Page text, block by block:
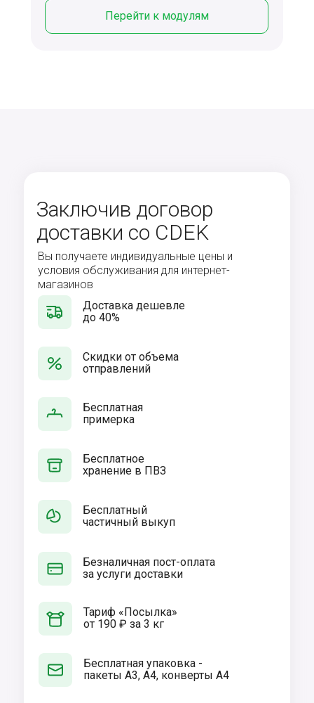
Перейти к модулям
Заключив договор
доставки со CDEK
Вы получаете индивидуальные цены и
условия обслуживания для интернет-
магазинов
Доставка дешевле
до 40%
Скидки от объема
отправлений
Бесплатная
примерка
Бесплатное
хранение в ПВЗ
Тариф «Посылка»
от 190 ₽ за 3 кг
Бесплатная упаковка -
пакеты А3, А4, конверты А4
Бесплатный
частичный выкуп
Безналичная пост-оплата
за услуги доставки